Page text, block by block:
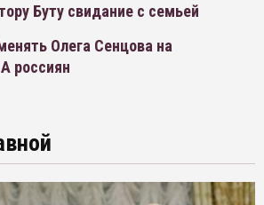
Буту свидание с семьей
Олега Сенцова на
россиян